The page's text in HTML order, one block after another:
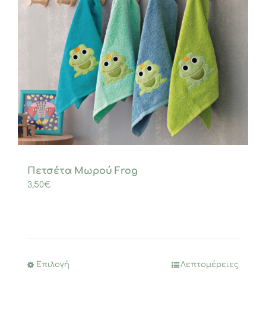
Πετσέτα Μωρού Frog
3,50€
Επιλογή Λεπτομέρειες